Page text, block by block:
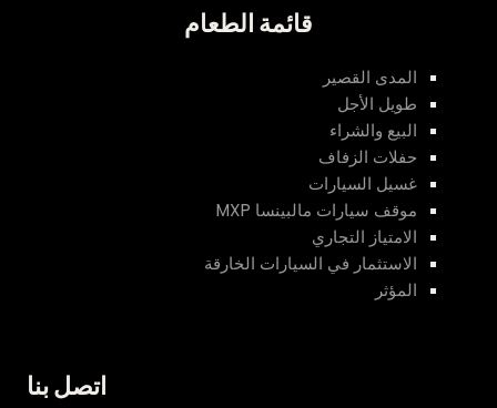
قائمة الطعام
المدى القصير
طويل الأجل
البيع والشراء
حفلات الزفاف
غسيل السيارات
موقف سيارات مالبينسا MXP
الامتياز التجاري
الاستثمار في السيارات الخارقة
المؤثر
اتصل بنا